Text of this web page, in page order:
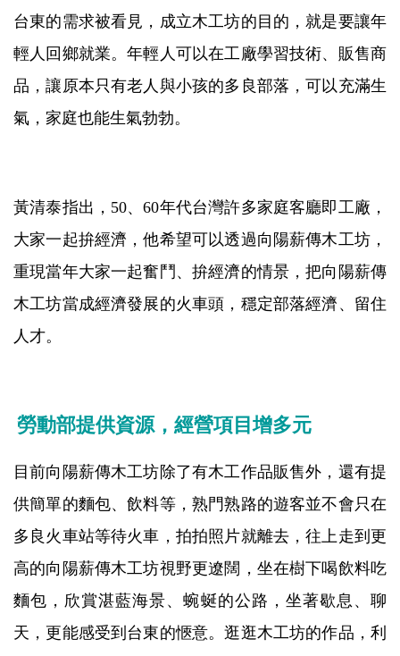
台東的需求被看見，成立木工坊的目的，就是要讓年
輕人回鄉就業。年輕人可以在工廠學習技術、販售商
品，讓原本只有老人與小孩的多良部落，可以充滿生
氣，家庭也能生氣勃勃。
黃清泰指出，50、60年代台灣許多家庭客廳即工廠，
大家一起拚經濟，他希望可以透過向陽薪傳木工坊，
重現當年大家一起奮鬥、拚經濟的情景，把向陽薪傳
木工坊當成經濟發展的火車頭，穩定部落經濟、留住
人才。
勞動部提供資源，經營項目增多元
目前向陽薪傳木工坊除了有木工作品販售外，還有提
供簡單的麵包、飲料等，熟門熟路的遊客並不會只在
多良火車站等待火車，拍拍照片就離去，往上走到更
高的向陽薪傳木工坊視野更遼闊，坐在樹下喝飲料吃
麵包，欣賞湛藍海景、蜿蜒的公路，坐著歇息、聊
天，更能感受到台東的愜意。逛逛木工坊的作品，利